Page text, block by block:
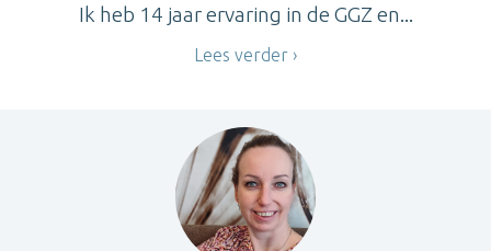
Ik heb 14 jaar ervaring in de GGZ en...
Lees verder